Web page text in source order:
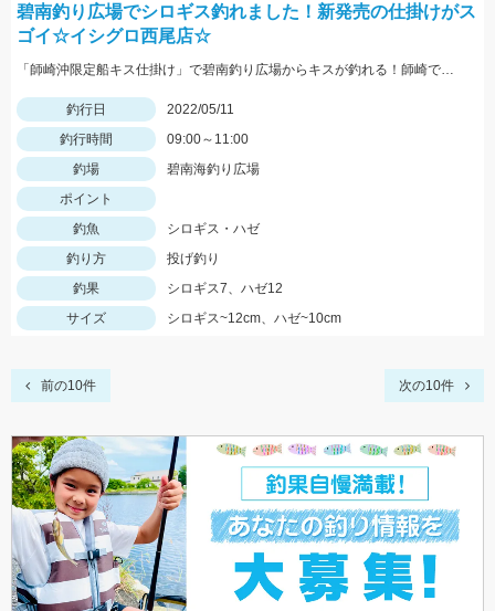
碧南釣り広場でシロギス釣れました！新発売の仕掛けがス
ゴイ☆イシグロ西尾店☆
「師崎沖限定船キス仕掛け」で碧南釣り広場からキスが釣れる！師崎でも船でもないけどとっても使いやすい！
釣行日
2022/05/11
釣行時間
09:00～11:00
釣場
碧南海釣り広場
ポイント
釣魚
シロギス・ハゼ
釣り方
投げ釣り
釣果
シロギス7、ハゼ12
サイズ
シロギス~12cm、ハゼ~10cm
前の10件 次の10件